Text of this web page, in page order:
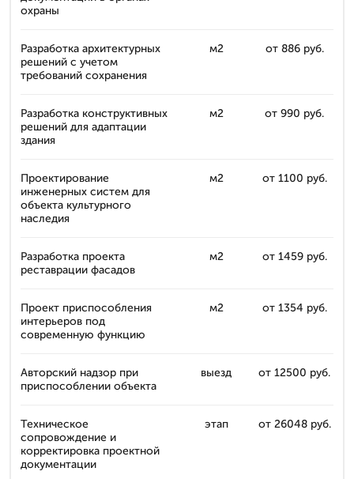
охраны
Разработка архитектурных
решений с учетом
требований сохранения
м2 от 886 руб.
Разработка конструктивных
решений для адаптации
здания
м2 от 990 руб.
Проектирование
инженерных систем для
объекта культурного
наследия
м2 от 1100 руб.
Разработка проекта
реставрации фасадов
м2 от 1459 руб.
Проект приспособления
интерьеров под
современную функцию
м2 от 1354 руб.
Авторский надзор при
приспособлении объекта
выезд от 12500 руб.
Техническое
сопровождение и
корректировка проектной
документации
этап от 26048 руб.